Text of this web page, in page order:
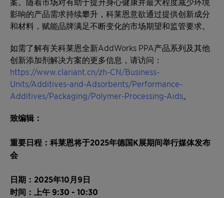
影响的产品需求持续攀升，科莱恩意欲通过提供创新成分
和材料，赋能品牌满足不断变化的市场期望和监管要求。
如需了解有关科莱恩全新AddWorks PPA产品系列及其他
创新添加剂解决方案的更多信息，请访问：
https://www.clariant.cn/zh-CN/Business-
Units/Additives-and-Adsorbents/Performance-
Additives/Packaging/Polymer-Processing-Aids
致编辑：
重要日程：科莱恩将于2025年德国K展期间举行媒体发布
会
日期： 2025年10月9日
时间：上午 9:30 - 10:30